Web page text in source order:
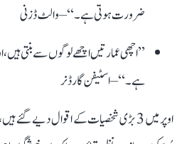
ضرورت ہوتی ہے۔‘‘ – والٹ ڈزنی
’’اچھی عمارتیں اچھے لوگوں سے بنتی
ہے۔‘‘ – اسٹیفن گارڈنر
اوپر میں 3 بڑی شخصیات کے اقوال دیے گئے